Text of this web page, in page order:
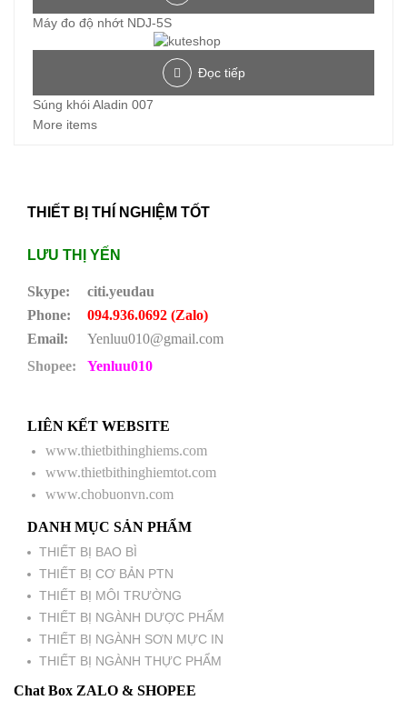
Máy đo độ nhớt NDJ-5S
Đọc tiếp
Súng khói Aladin 007
More items
THIẾT BỊ THÍ NGHIỆM TỐT
LƯU THỊ YẾN
Skype:
citi.yeudau
Phone:
094.936.0692 (Zalo)
Email:
Yenluu010@gmail.com
Shopee:
Yenluu010
LIÊN KẾT WEBSITE
www.thietbithinghiems.com
www.thietbithinghiemtot.com
www.chobuonvn.com
DANH MỤC SẢN PHẨM
THIẾT BỊ BAO BÌ
THIẾT BỊ CƠ BẢN PTN
THIẾT BỊ MÔI TRƯỜNG
THIẾT BỊ NGÀNH DƯỢC PHẨM
THIẾT BỊ NGÀNH SƠN MỰC IN
THIẾT BỊ NGÀNH THỰC PHẨM
Chat Box ZALO & SHOPEE